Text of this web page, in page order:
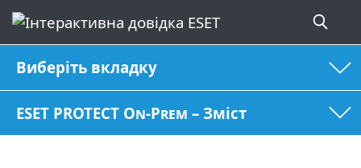
Виберіть вкладку
ESET PROTECT On-Prem – Зміст